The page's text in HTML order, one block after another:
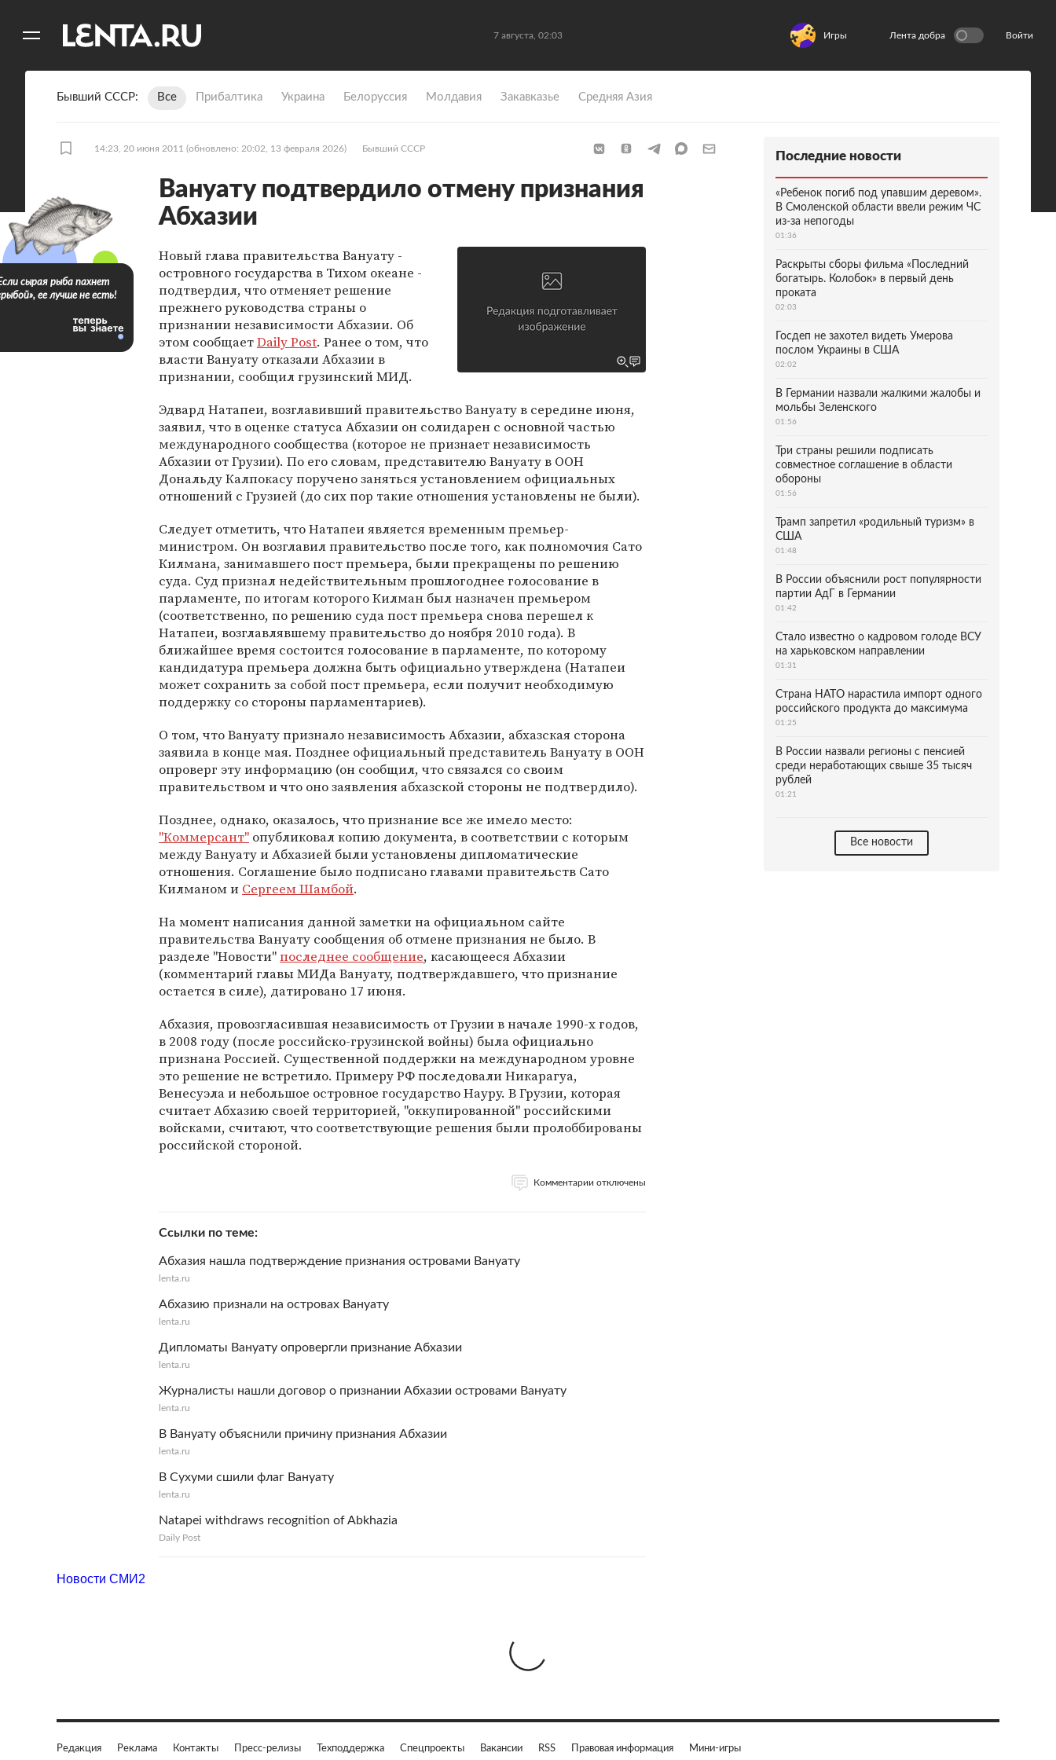
7 августа, 02:03 Игры Лента добра Войти
Бывший СССР Все Прибалтика Украина Белоруссия Молдавия Закавказье Средняя Азия
14:23, 20 июня 2011 (обновлено: 20:02, 13 февраля 2026) Бывший СССР
Вануату подтвердило отмену признания
Абхазии
Новый глава правительства Вануату -
островного государства в Тихом океане -
подтвердил, что отменяет решение
прежнего руководства страны о
признании независимости Абхазии. Об
этом сообщаетDaily Post. Ранее о том, что
власти Вануату отказали Абхазии в
признании, сообщил грузинский МИД.
Эдвард Натапеи, возглавивший правительство Вануату в середине июня,
заявил, что в оценке статуса Абхазии он солидарен с основной частью
международного сообщества (которое не признает независимость
Абхазии от Грузии). По его словам, представителю Вануату в ООН
Дональду Калпокасу поручено заняться установлением официальных
отношений с Грузией (до сих пор такие отношения установлены не были).
Следует отметить, что Натапеи является временным премьер-
министром. Он возглавил правительство после того, как полномочия Сато
Килмана, занимавшего пост премьера, были прекращены по решению
суда. Суд признал недействительным прошлогоднее голосование в
парламенте, по итогам которого Килман был назначен премьером
(соответственно, по решению суда пост премьера снова перешел к
Натапеи, возглавлявшему правительство до ноября 2010 года). В
ближайшее время состоится голосование в парламенте, по которому
кандидатура премьера должна быть официально утверждена (Натапеи
может сохранить за собой пост премьера, если получит необходимую
поддержку со стороны парламентариев).
О том, что Вануату признало независимость Абхазии, абхазская сторона
заявила в конце мая. Позднее официальный представитель Вануату в ООН
опроверг эту информацию (он сообщил, что связался со своим
правительством и что оно заявления абхазской стороны не подтвердило).
Позднее, однако, оказалось, что признание все же имело место:
"Коммерсант" опубликовал копию документа, в соответствии с которым
между Вануату и Абхазией были установлены дипломатические
отношения. Соглашение было подписано главами правительств Сато
Килманом и Сергеем Шамбой.
На момент написания данной заметки на официальном сайте
правительства Вануату сообщения об отмене признания не было. В
разделе "Новости"последнее сообщение, касающееся Абхазии
(комментарий главы МИДа Вануату, подтверждавшего, что признание
остается в силе), датировано 17 июня.
Абхазия, провозгласившая независимость от Грузии в начале 1990-х годов,
в 2008 году (после российско-грузинской войны) была официально
признана Россией. Существенной поддержки на международном уровне
это решение не встретило. Примеру РФ последовали Никарагуа,
Венесуэла и небольшое островное государство Науру. В Грузии, которая
считает Абхазию своей территорией, "оккупированной" российскими
войсками, считают, что соответствующие решения были пролоббированы
российской стороной.
Комментарии отключены
Ссылки по теме
Абхазия нашла подтверждение признания островами Вануату
lenta.ru
Абхазию признали на островах Вануату
lenta.ru
Дипломаты Вануату опровергли признание Абхазии
lenta.ru
Журналисты нашли договор о признании Абхазии островами Вануату
lenta.ru
В Вануату объяснили причину признания Абхазии
lenta.ru
В Сухуми сшили флаг Вануату
lenta.ru
Natapei withdraws recognition of Abkhazia
Daily Post
сырая рыба пахнет
ее лучше не есть!
Последние новости
«Ребенок погиб под упавшим деревом».
В Смоленской области ввели режим ЧС
из-за непогоды
01:36
Раскрыты сборы фильма «Последний
богатырь. Колобок» в первый день
проката
02:03
Госдеп не захотел видеть Умерова
послом Украины в США
02:02
В Германии назвали жалкими жалобы и
мольбы Зеленского
01:56
Три страны решили подписать
совместное соглашение в области
обороны
01:56
Трамп запретил «родильный туризм» в
США
01:48
В России объяснили рост популярности
партии АдГ в Германии
01:42
Стало известно о кадровом голоде ВСУ
на харьковском направлении
01:31
Страна НАТО нарастила импорт одного
российского продукта до максимума
01:25
В России назвали регионы с пенсией
среди неработающих свыше 35 тысяч
рублей
01:21
Все новости
Новости СМИ2
Редакция Реклама Контакты Пресс-релизы Техподдержка Спецпроекты Вакансии RSS Правовая информация Мини-игры